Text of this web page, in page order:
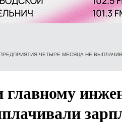
главному